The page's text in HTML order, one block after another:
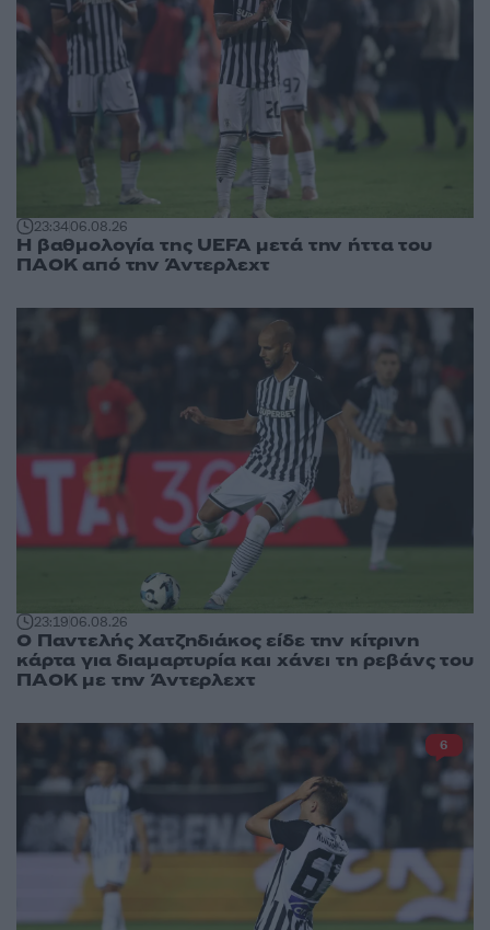
23:3406.08.26
Η βαθμολογία της UEFA μετά την ήττα του
ΠΑΟΚ από την Άντερλεχτ
23:1906.08.26
Ο Παντελής Χατζηδιάκος είδε την κίτρινη
κάρτα για διαμαρτυρία και χάνει τη ρεβάνς του
ΠΑΟΚ με την Άντερλεχτ
6